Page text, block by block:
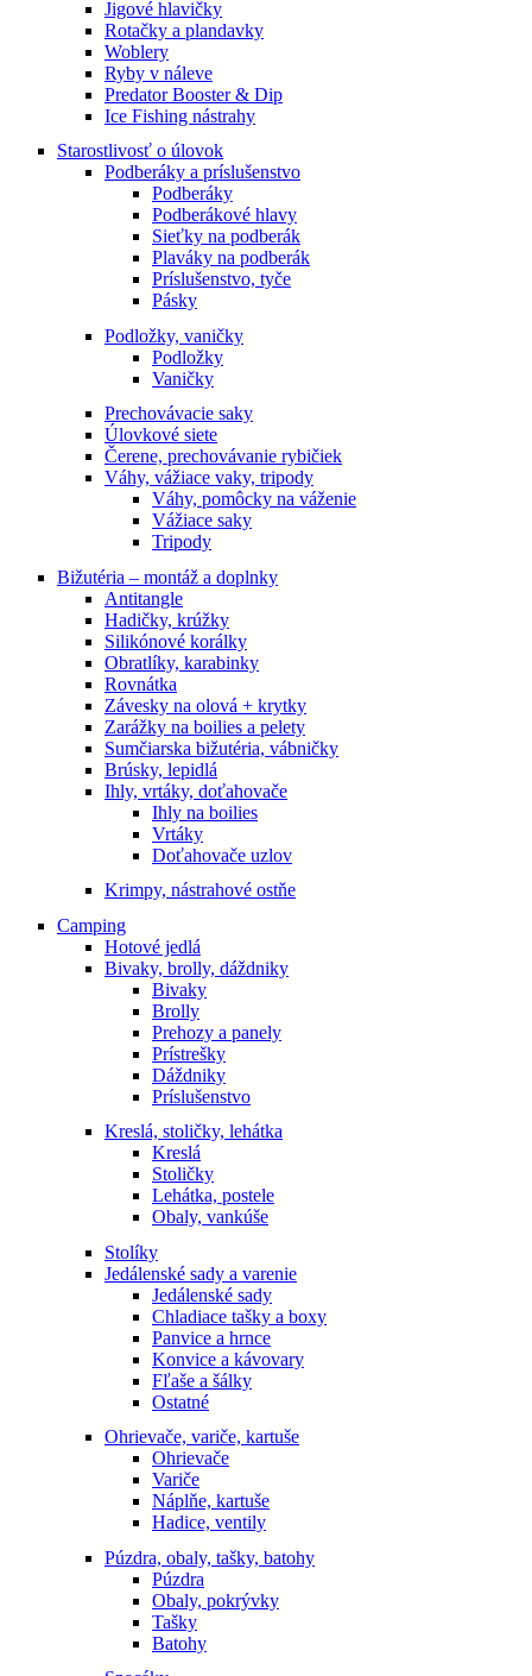
Jigové hlavičky
Rotačky a plandavky
Woblery
Ryby v náleve
Predator Booster & Dip
Ice Fishing nástrahy
Starostlivosť o úlovok
Podberáky a príslušenstvo
Podberáky
Podberákové hlavy
Sieťky na podberák
Plaváky na podberák
Príslušenstvo, tyče
Pásky
Podložky, vaničky
Podložky
Vaničky
Prechovávacie saky
Úlovkové siete
Čerene, prechovávanie rybičiek
Váhy, vážiace vaky, tripody
Váhy, pomôcky na váženie
Vážiace saky
Tripody
Bižutéria – montáž a doplnky
Antitangle
Hadičky, krúžky
Silikónové korálky
Obratlíky, karabinky
Rovnátka
Závesky na olová + krytky
Zarážky na boilies a pelety
Sumčiarska bižutéria, vábničky
Brúsky, lepidlá
Ihly, vrtáky, doťahovače
Ihly na boilies
Vrtáky
Doťahovače uzlov
Krimpy, nástrahové ostňe
Camping
Hotové jedlá
Bivaky, brolly, dáždniky
Bivaky
Brolly
Prehozy a panely
Prístrešky
Dáždniky
Príslušenstvo
Kreslá, stoličky, lehátka
Kreslá
Stoličky
Lehátka, postele
Obaly, vankúše
Stolíky
Jedálenské sady a varenie
Jedálenské sady
Chladiace tašky a boxy
Panvice a hrnce
Konvice a kávovary
Fľaše a šálky
Ostatné
Ohrievače, variče, kartuše
Ohrievače
Variče
Náplňe, kartuše
Hadice, ventily
Púzdra, obaly, tašky, batohy
Púzdra
Obaly, pokrývky
Tašky
Batohy